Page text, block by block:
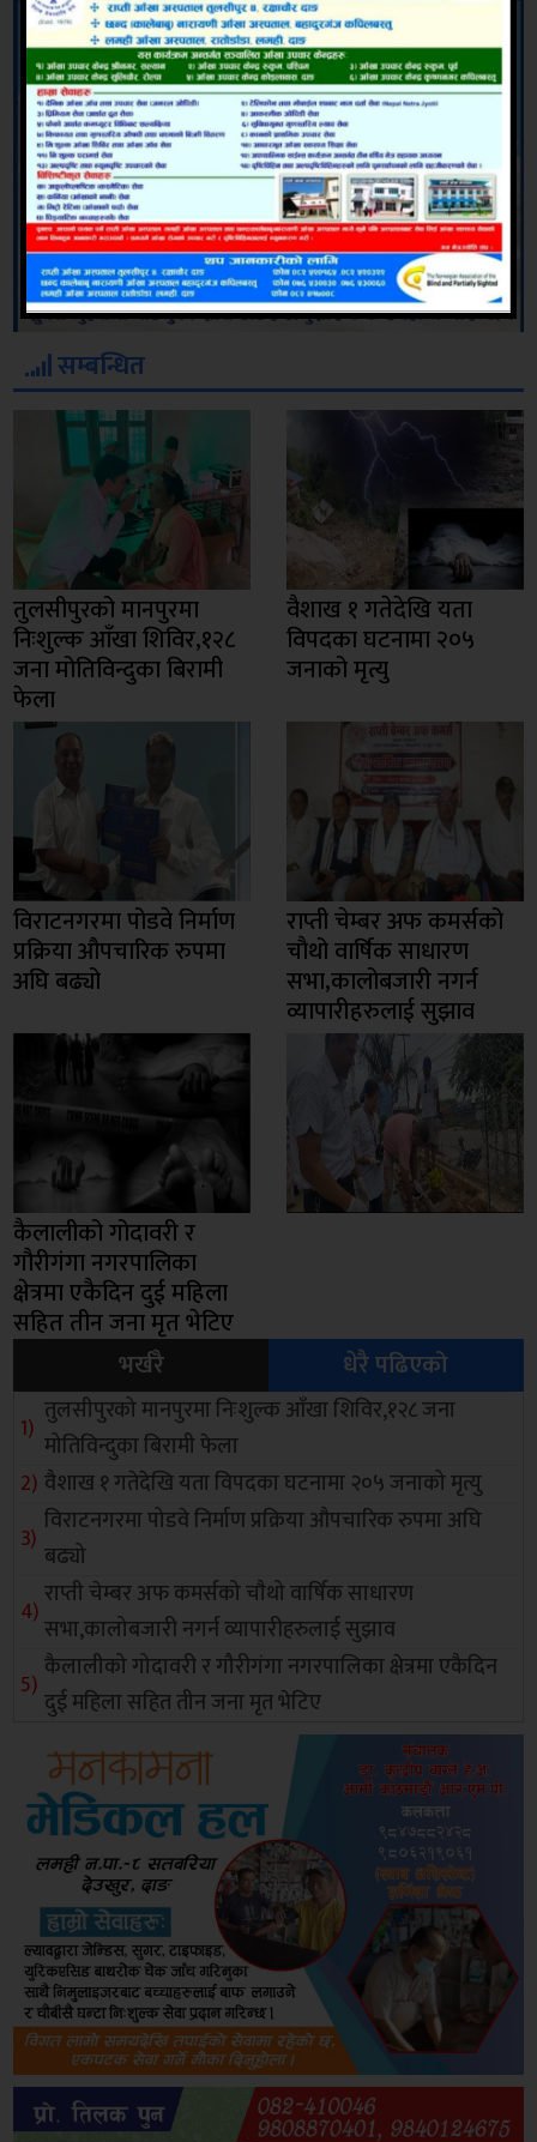
सम्बन्धित
तुलसीपुरको मानपुरमा
निःशुल्क आँखा शिविर,१२८
जना मोतिविन्दुका बिरामी
फेला
वैशाख १ गतेदेखि यता
विपदका घटनामा २०५
जनाको मृत्यु
विराटनगरमा पोडवे निर्माण
प्रक्रिया औपचारिक रुपमा
अघि बढ्यो
राप्ती चेम्बर अफ कमर्सको
चाैथो वार्षिक साधारण
सभा,कालोबजारी नगर्न
व्यापारीहरुलाई सुझाव
कैलालीको गोदावरी र
गौरीगंगा नगरपालिका
क्षेत्रमा एकैदिन दुई महिला
सहित तीन जना मृत भेटिए
भर्खरै
धेरै पढिएको
तुलसीपुरको मानपुरमा निःशुल्क आँखा शिविर,१२८ जना
मोतिविन्दुका बिरामी फेला
वैशाख १ गतेदेखि यता विपदका घटनामा २०५ जनाको मृत्यु
विराटनगरमा पोडवे निर्माण प्रक्रिया औपचारिक रुपमा अघि
बढ्यो
राप्ती चेम्बर अफ कमर्सको चाैथो वार्षिक साधारण
सभा,कालोबजारी नगर्न व्यापारीहरुलाई सुझाव
कैलालीको गोदावरी र गौरीगंगा नगरपालिका क्षेत्रमा एकैदिन
दुई महिला सहित तीन जना मृत भेटिए